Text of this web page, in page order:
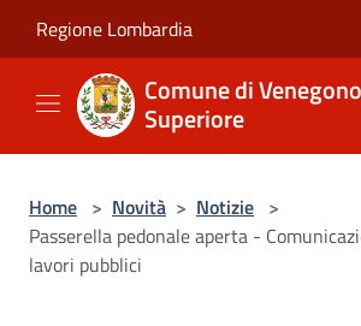
Regione Lombardia
Comune di Venegono
Superiore
Home > Novità > Notizie >
Passerella pedonale aperta -
lavori pubblici